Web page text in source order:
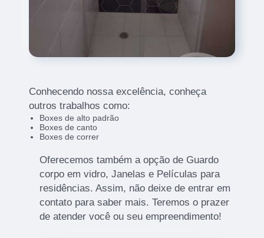
Conhecendo nossa excelência, conheça
outros trabalhos como:
Boxes de alto padrão
Boxes de canto
Boxes de correr
Oferecemos também a opção de Guardo
corpo em vidro, Janelas e Películas para
residências. Assim, não deixe de entrar em
contato para saber mais. Teremos o prazer
de atender você ou seu empreendimento!